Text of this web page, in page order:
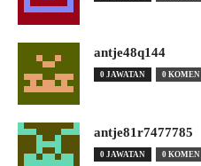
antje48q144
0 JAWATAN 0 KOMEN
antje81r7477785
0 JAWATAN 0 KOMEN